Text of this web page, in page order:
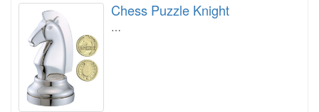
Chess Puzzle Knight
…